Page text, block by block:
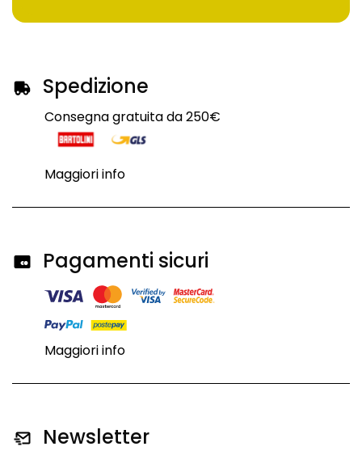
Spedizione
Consegna gratuita da 250€
Maggiori info
Pagamenti sicuri
Maggiori info
Newsletter